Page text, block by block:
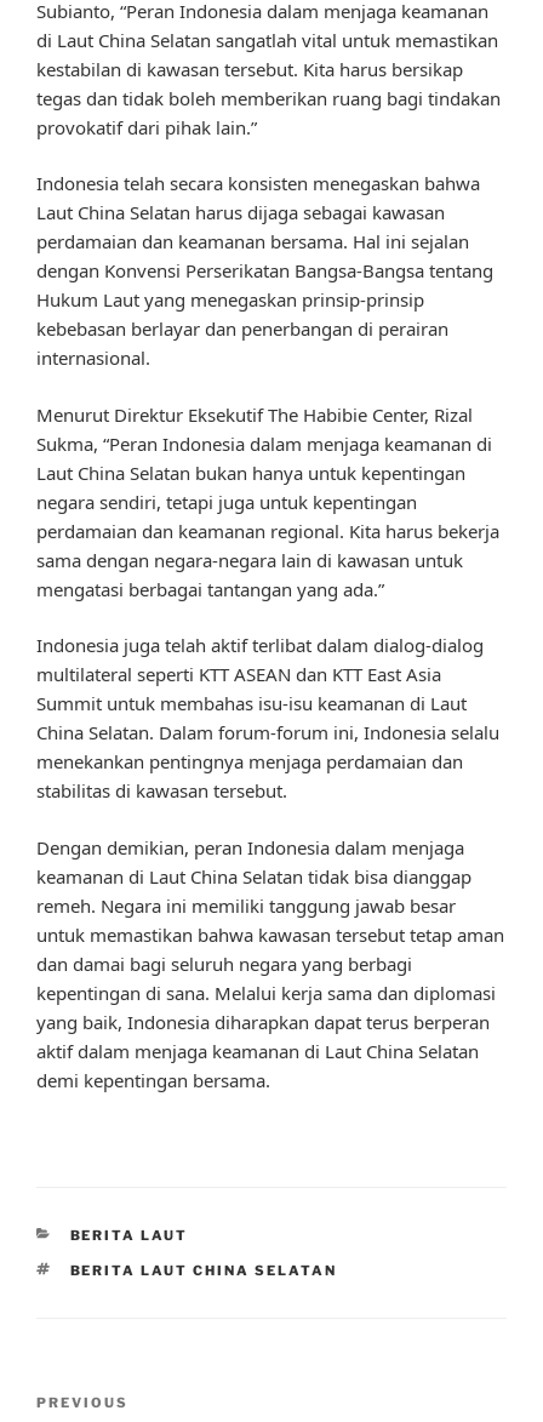
Subianto, “Peran Indonesia dalam menjaga keamanan
di Laut China Selatan sangatlah vital untuk memastikan
kestabilan di kawasan tersebut. Kita harus bersikap
tegas dan tidak boleh memberikan ruang bagi tindakan
provokatif dari pihak lain.”
Indonesia telah secara konsisten menegaskan bahwa
Laut China Selatan harus dijaga sebagai kawasan
perdamaian dan keamanan bersama. Hal ini sejalan
dengan Konvensi Perserikatan Bangsa-Bangsa tentang
Hukum Laut yang menegaskan prinsip-prinsip
kebebasan berlayar dan penerbangan di perairan
internasional.
Menurut Direktur Eksekutif The Habibie Center, Rizal
Sukma, “Peran Indonesia dalam menjaga keamanan di
Laut China Selatan bukan hanya untuk kepentingan
negara sendiri, tetapi juga untuk kepentingan
perdamaian dan keamanan regional. Kita harus bekerja
sama dengan negara-negara lain di kawasan untuk
mengatasi berbagai tantangan yang ada.”
Indonesia juga telah aktif terlibat dalam dialog-dialog
multilateral seperti KTT ASEAN dan KTT East Asia
Summit untuk membahas isu-isu keamanan di Laut
China Selatan. Dalam forum-forum ini, Indonesia selalu
menekankan pentingnya menjaga perdamaian dan
stabilitas di kawasan tersebut.
Dengan demikian, peran Indonesia dalam menjaga
keamanan di Laut China Selatan tidak bisa dianggap
remeh. Negara ini memiliki tanggung jawab besar
untuk memastikan bahwa kawasan tersebut tetap aman
dan damai bagi seluruh negara yang berbagi
kepentingan di sana. Melalui kerja sama dan diplomasi
yang baik, Indonesia diharapkan dapat terus berperan
aktif dalam menjaga keamanan di Laut China Selatan
demi kepentingan bersama.
CATEGORIES
BERITA LAUT
TAGS
BERITA LAUT CHINA SELATAN
Previous
PREVIOUS